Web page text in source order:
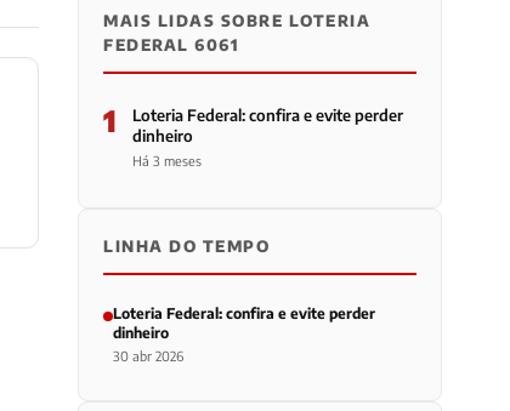
MAIS LIDAS SOBRE LOTERIA
FEDERAL 6061
1
Loteria Federal: confira e evite perder
dinheiro
Há 3 meses
LINHA DO TEMPO
Loteria Federal: confira e evite perder
dinheiro
30 abr 2026